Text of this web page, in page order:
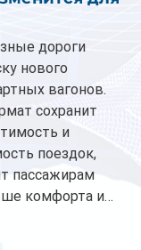
дороги
нового
вагонов.
сохранит
и
поездок,
пассажирам
комфорта и